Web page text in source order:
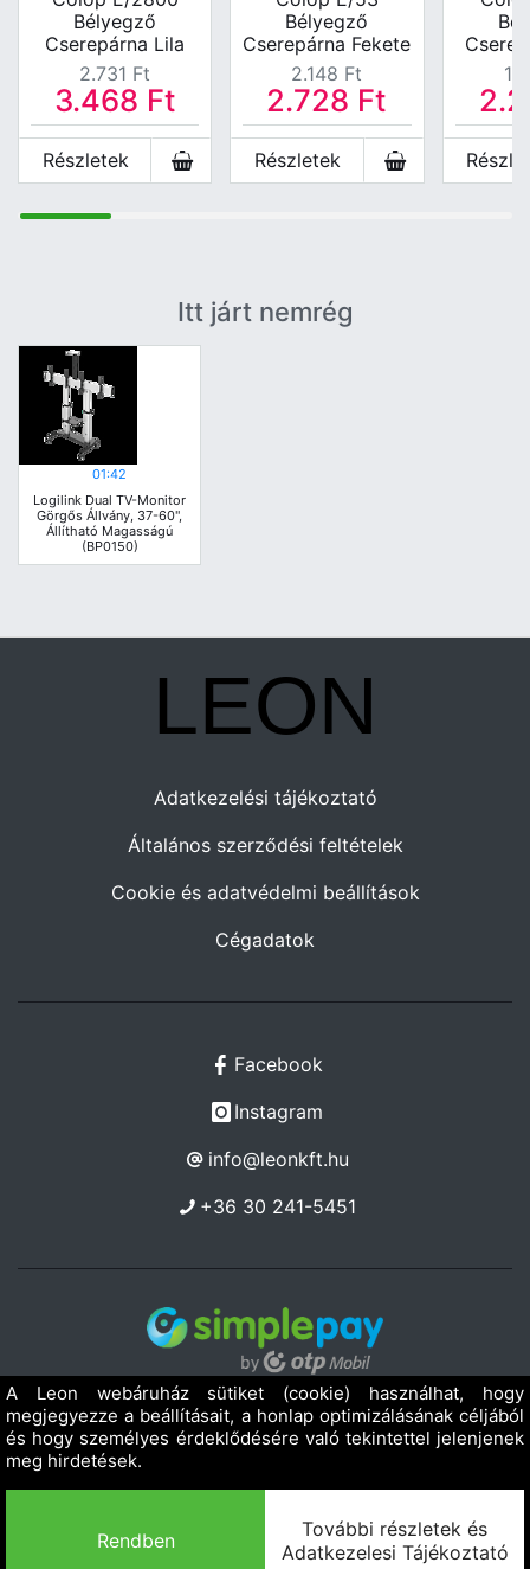
Bélyegző
Cserepárna Lila
2.731 Ft
3.468 Ft
Részletek
Bélyegző
Cserepárna Fekete
2.148 Ft
2.728 Ft
Részletek
Itt járt nemrég
01:42
Logilink Dual TV-Monitor
Görgős Állvány, 37-60",
Állítható Magasságú
(BP0150)
Adatkezelési tájékoztató
Általános szerződési feltételek
Cookie és adatvédelmi beállítások
Cégadatok
Facebook
Instagram
info@leonkft.hu
+36 30 241-5451
Copyright 2019 - 2026. LEON Kereskedelmi Szolgáltató Kft.
Powered by Adamante